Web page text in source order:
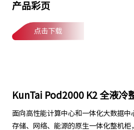
产品彩页
点击下载
KunTai Pod2000 K2 全液冷
面向高性能计算中心和一体化大数据中
存储、网络、能源的原生一体化整机柜